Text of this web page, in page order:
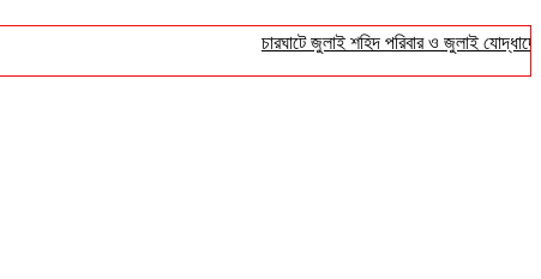
চারঘাটে জুলাই শহিদ পরিবার ও জুলাই যোদ্ধাদের